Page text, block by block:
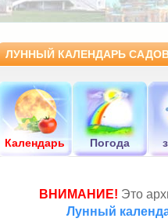
ЛУННЫЙ КАЛЕНДАРЬ
Календарь Погода
ВНИМАНИЕ! Это
Лунный